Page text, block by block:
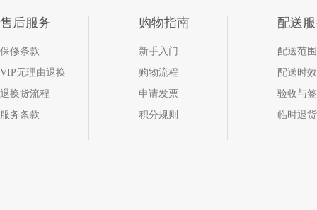
售后服务
保修条款
VIP无理由退换
退换货流程
服务条款
购物指南
新手入门
购物流程
申请发票
积分规则
配送
配送范围
配送时效
验收与
临时退货